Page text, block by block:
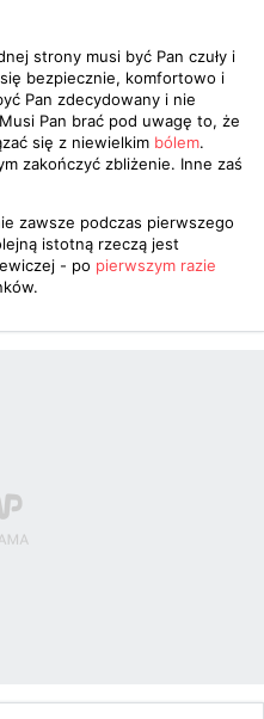
strony musi być Pan czuły i
bezpiecznie, komfortowo i
Pan zdecydowany i nie
Pan brać pod uwagę to, że
się z niewielkim bólem.
zakończyć zbliżenie. Inne zaś
zawsze podczas pierwszego
istotną rzeczą jest
- po pierwszym razie